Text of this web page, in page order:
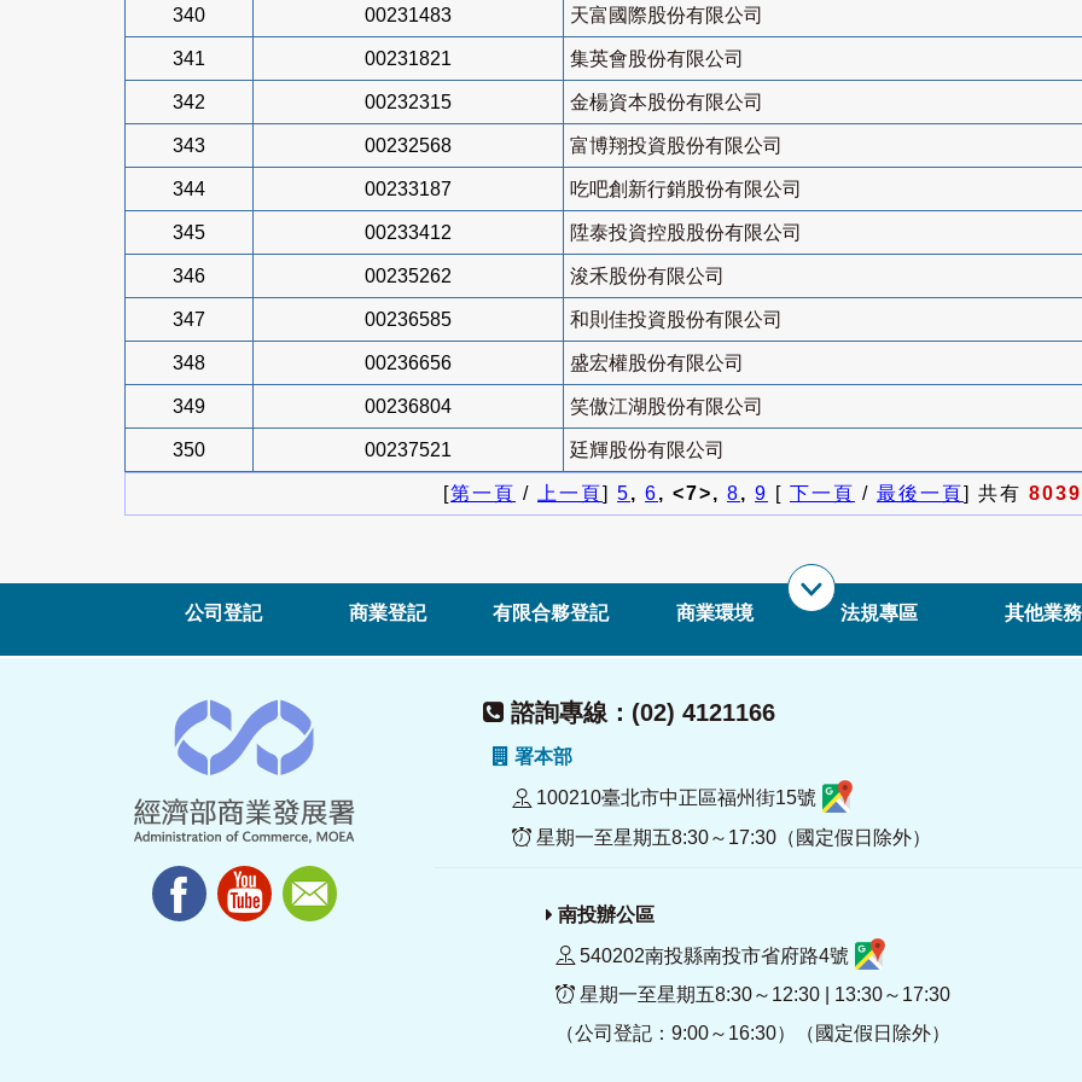
340 00231483 天富國際股份有限公司
341 00231821 集英會股份有限公司
342 00232315 金楊資本股份有限公司
343 00232568 富博翔投資股份有限公司
344 00233187 吃吧創新行銷股份有限公司
345 00233412 陞泰投資控股股份有限公司
346 00235262 浚禾股份有限公司
347 00236585 和則佳投資股份有限公司
348 00236656 盛宏權股份有限公司
349 00236804 笑傲江湖股份有限公司
350 00237521 廷輝股份有限公司
[第一頁 / 上一頁] 5, 6, <7>, 8, 9 [ 下一頁 / 最後一頁] 共有 8039
公司登記 商業登記 有限合夥登記 商業環境 法規專區 其他業務
諮詢專線：(02) 4121166
署本部
100210臺北市中正區福州街15號
星期一至星期五8:30～17:30（國定假日除外）
南投辦公區
540202南投縣南投市省府路4號
星期一至星期五8:30～12:30 | 13:30～17:30
（公司登記：9:00～16:30）（國定假日除外）